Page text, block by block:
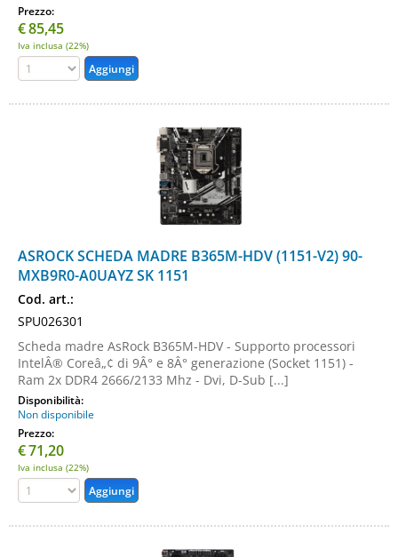
Prezzo:
€85,45
Iva inclusa (22%)
ASROCK SCHEDA MADRE B365M-HDV (1151-V2) 90-
MXB9R0-A0UAYZ SK 1151
Cod. art.:
SPU026301
Scheda madre AsRock B365M-HDV - Supporto processori
IntelÂ® Coreâ„¢ di 9Â° e 8Â° generazione (Socket 1151) -
Ram 2x DDR4 2666/2133 Mhz - Dvi, D-Sub [...]
Disponibilità:
Non disponibile
Prezzo:
€71,20
Iva inclusa (22%)